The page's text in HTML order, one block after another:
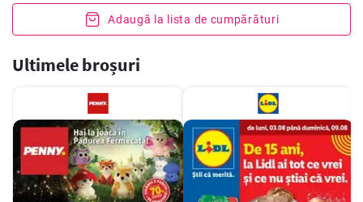
Adaugă la lista de cumpărături
Ultimele broșuri